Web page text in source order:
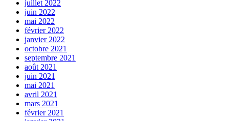
juillet 2022
juin 2022
mai 2022
février 2022
janvier 2022
octobre 2021
septembre 2021
août 2021
juin 2021
mai 2021
avril 2021
mars 2021
février 2021